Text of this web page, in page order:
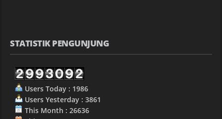
STATISTIK PENGUNJUNG
Users Today : 1986
Users Yesterday : 3861
This Month : 26636